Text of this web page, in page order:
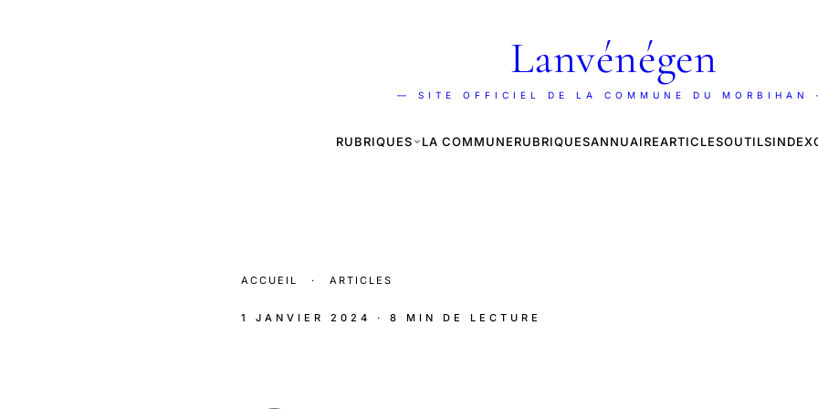
Lanvénégen
— SITE OFFICIEL DE LA COMMUNE DU MORBIHAN
RUBRIQUES LA COMMUNERUBRIQUESANNUAIREARTICLESOUTILSINDEX
ACCUEIL · ARTICLES
1 JANVIER 2024 · 8 MIN DE LECTURE